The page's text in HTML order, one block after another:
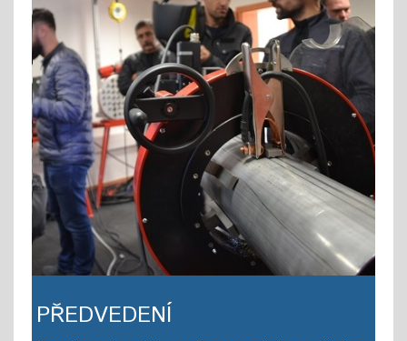
PŘEDVEDENÍ